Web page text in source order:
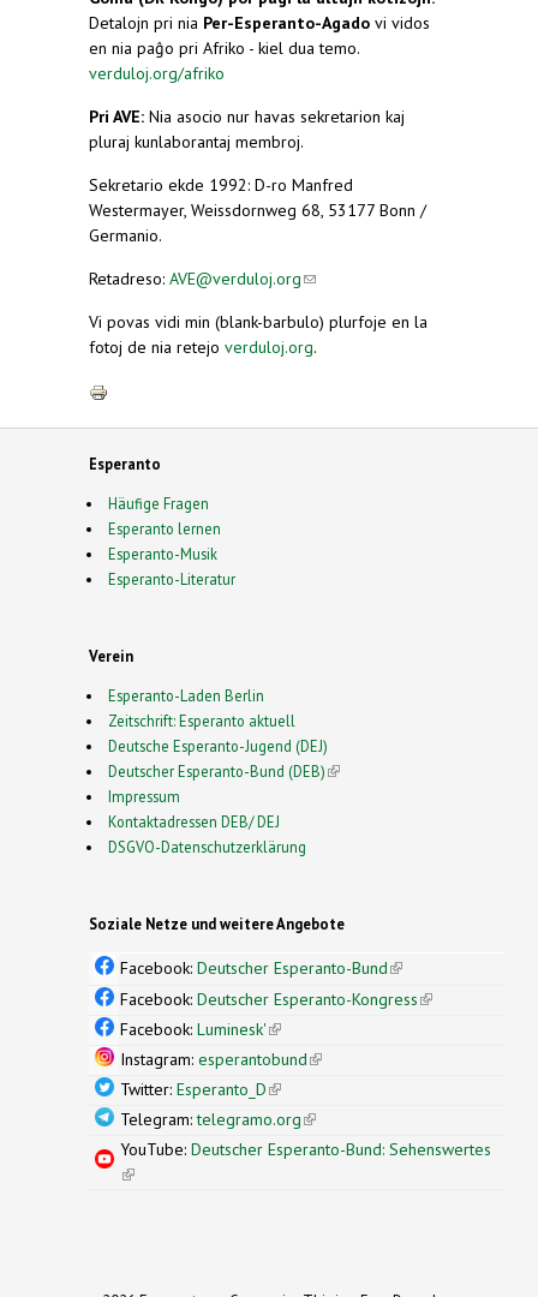
Detalojn pri nia Per-Esperanto-Agado vi vidos
en nia paĝo pri Afriko - kiel dua temo.
verduloj.org/afriko
Pri AVE: Nia asocio nur havas sekretarion kaj
pluraj kunlaborantaj membroj.
Sekretario ekde 1992: D-ro Manfred
Westermayer, Weissdornweg 68, 53177 Bonn /
Germanio.
Retadreso: AVE@verduloj.org(link sends e-mail)
Vi povas vidi min (blank-barbulo) plurfoje en la
fotoj de nia retejo verduloj.org.
Esperanto
Häufige Fragen
Esperanto lernen
Esperanto-Musik
Esperanto-Literatur
Verein
Esperanto-Laden Berlin
Zeitschrift: Esperanto aktuell
Deutsche Esperanto-Jugend (DEJ)
Deutscher Esperanto-Bund (DEB)(link is external)
Impressum
Kontaktadressen DEB/ DEJ
DSGVO-Datenschutzerklärung
Soziale Netze und weitere Angebote
Facebook: Deutscher Esperanto-Bund(link is
external)
Facebook: Deutscher Esperanto-Kongress(link is
Facebook: Luminesk'(link is external)
Instagram: esperantobund(link is external)
Twitter: Esperanto_D(link is external)
Telegram:telegramo.org(link is external)
YouTube: Deutscher Esperanto-Bund: Sehenswertes
(link is external)